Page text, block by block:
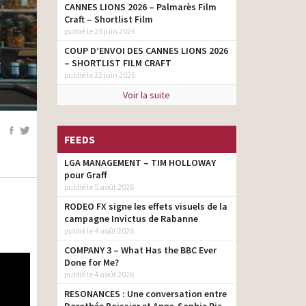
CANNES LIONS 2026 – Palmarès Film
Craft – Shortlist Film
publié le 23 juin 2026
COUP D’ENVOI DES CANNES LIONS 2026
– SHORTLIST FILM CRAFT
publié le 22 juin 2026
Voir la suite
FEEDS
LGA MANAGEMENT – TIM HOLLOWAY
pour Graff
publié le 5 août 2026
RODEO FX signe les effets visuels de la
campagne Invictus de Rabanne
publié le 4 août 2026
COMPANY 3 – What Has the BBC Ever
Done for Me?
publié le 4 août 2026
RESONANCES : Une conversation entre